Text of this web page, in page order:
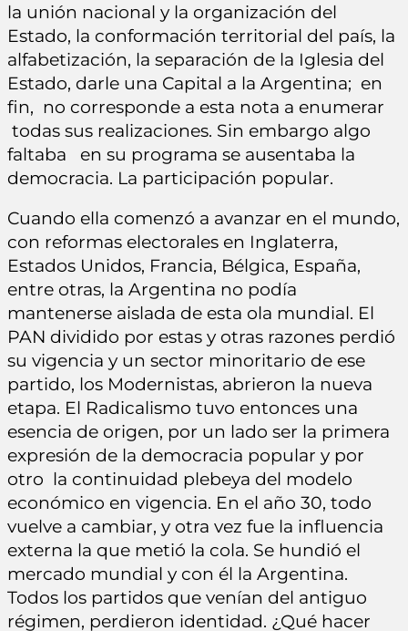
la unión nacional y la organización del
Estado, la conformación territorial del país, la
alfabetización, la separación de la Iglesia del
Estado, darle una Capital a la Argentina; en
fin, no corresponde a esta nota a enumerar
todas sus realizaciones. Sin embargo algo
faltaba en su programa se ausentaba la
democracia. La participación popular.
Cuando ella comenzó a avanzar en el mundo,
con reformas electorales en Inglaterra,
Estados Unidos, Francia, Bélgica, España,
entre otras, la Argentina no podía
mantenerse aislada de esta ola mundial. El
PAN dividido por estas y otras razones perdió
su vigencia y un sector minoritario de ese
partido, los Modernistas, abrieron la nueva
etapa. El Radicalismo tuvo entonces una
esencia de origen, por un lado ser la primera
expresión de la democracia popular y por
otro la continuidad plebeya del modelo
económico en vigencia. En el año 30, todo
vuelve a cambiar, y otra vez fue la influencia
externa la que metió la cola. Se hundió el
mercado mundial y con él la Argentina.
Todos los partidos que venían del antiguo
régimen, perdieron identidad. ¿Qué hacer